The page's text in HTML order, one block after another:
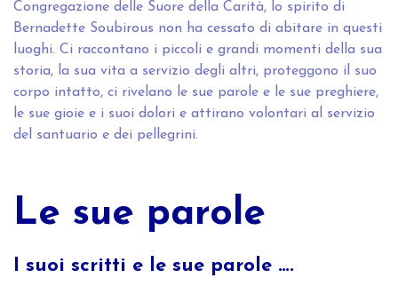
Congregazione delle Suore della Carità, lo spirito di
Bernadette Soubirous non ha cessato di abitare in questi
luoghi. Ci raccontano i piccoli e grandi momenti della sua
storia, la sua vita a servizio degli altri, proteggono il suo
corpo intatto, ci rivelano le sue parole e le sue preghiere,
le sue gioie e i suoi dolori e attirano volontari al servizio
del santuario e dei pellegrini.
Le sue parole
I suoi scritti e le sue parole ….